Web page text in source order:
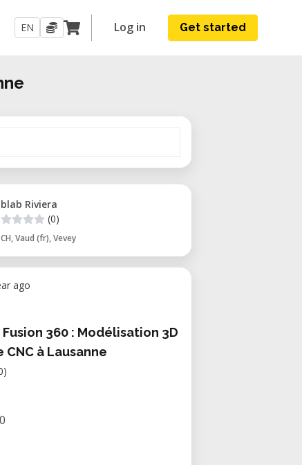
EN Log in Get started
Riviera
(0)
CH, Vaud (fr), Vevey
ago
360 : Modélisation 3D
CNC à Lausanne